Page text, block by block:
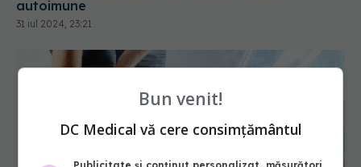
Bun venit!
DC Medical vă cere consimțământul
Publicitate și conținut personalizat, măsurători